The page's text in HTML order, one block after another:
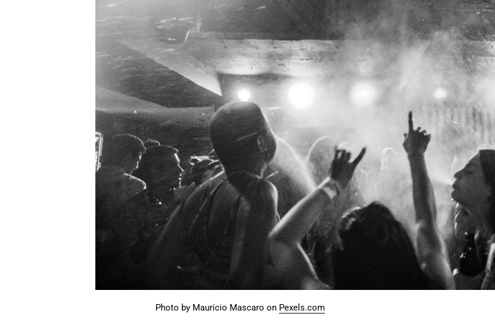
Photo by Maurício Mascaro on Pexels.com